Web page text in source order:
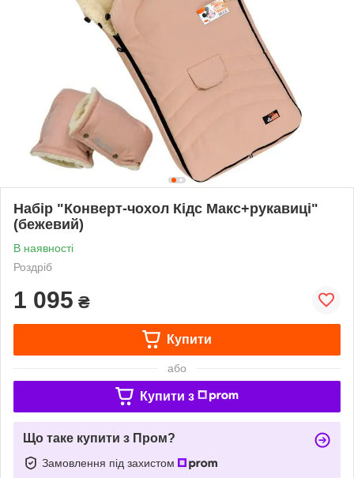
Набір "Конверт-чохол Кідс Макс+рукавиці"
(бежевий)
В наявності
Роздріб
1 095 ₴
Купити
або
Купити з
Що таке купити з Пром?
Замовлення під захистом